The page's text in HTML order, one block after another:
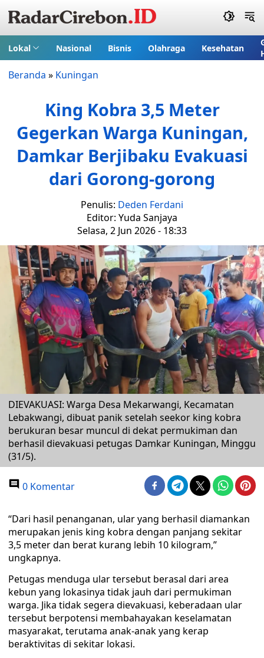
Lokal Nasional Bisnis Olahraga Kesehatan
Beranda » Kuningan
King Kobra 3,5 Meter
Gegerkan Warga Kuningan,
Damkar Berjibaku Evakuasi
dari Gorong-gorong
Penulis: Deden Ferdani
Editor: Yuda Sanjaya
Selasa, 2 Jun 2026 - 18:33
DIEVAKUASI: Warga Desa Mekarwangi, Kecamatan
Lebakwangi, dibuat panik setelah seekor king kobra
berukuran besar muncul di dekat permukiman dan
berhasil dievakuasi petugas Damkar Kuningan, Minggu
(31/5).
0 Komentar
“Dari hasil penanganan, ular yang berhasil diamankan
merupakan jenis king kobra dengan panjang sekitar
3,5 meter dan berat kurang lebih 10 kilogram,”
ungkapnya.
Petugas menduga ular tersebut berasal dari area
kebun yang lokasinya tidak jauh dari permukiman
warga. Jika tidak segera dievakuasi, keberadaan ular
tersebut berpotensi membahayakan keselamatan
masyarakat, terutama anak-anak yang kerap
beraktivitas di sekitar lokasi.